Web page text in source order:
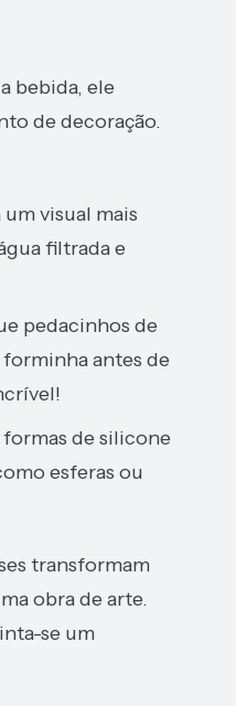
bebida, ele
de decoração.
um visual mais
filtrada e
pedacinhos de
antes de
formas de silicone
esferas ou
transformam
obra de arte.
se um